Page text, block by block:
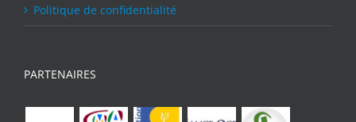
Politique de confidentialité
PARTENAIRES